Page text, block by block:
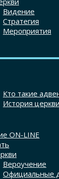
Видение
Стратегия
Мероприятия
Кто такие
История церкви
ON-LINE
Вероучение
Официальные